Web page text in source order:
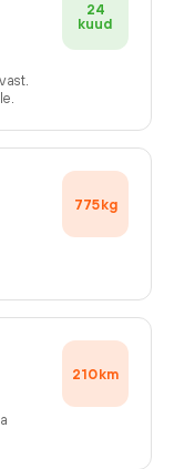
24
kuud
775kg
210km